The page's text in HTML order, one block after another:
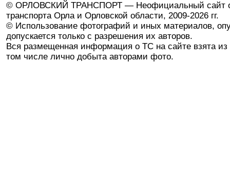
© ОРЛОВСКИЙ ТРАНСПОРТ — Неофициальный сайт
транспорта Орла и Орловской области, 2009-2026 гг.
© Использование фотографий и иных материалов,
допускается только с разрешения их авторов.
Вся размещенная информация о ТС на сайте взята из
том числе лично добыта авторами фото.